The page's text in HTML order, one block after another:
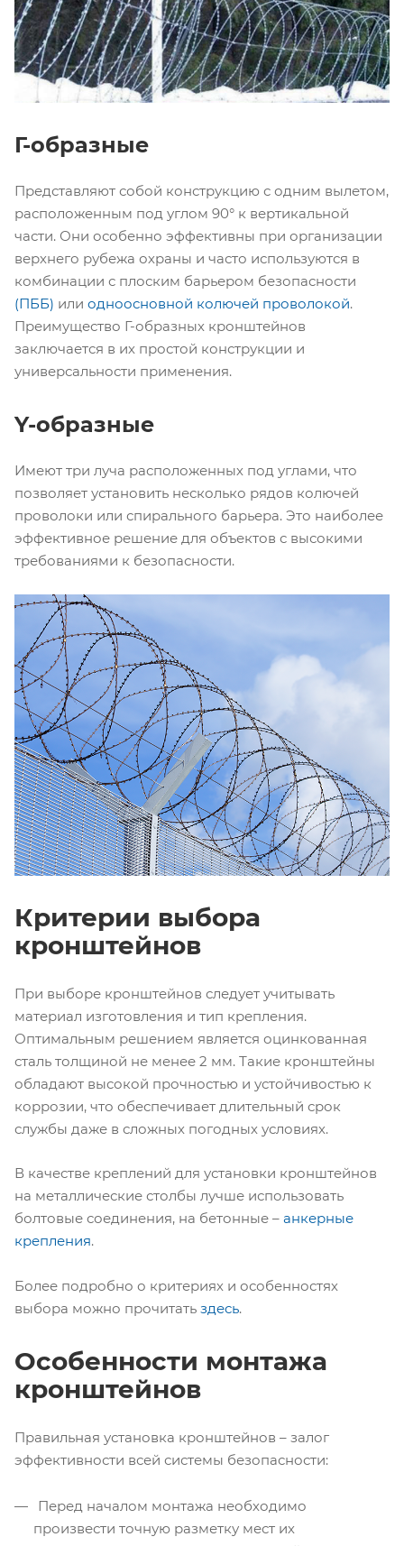
Г-образные
Представляют собой конструкцию с одним вылетом,
расположенным под углом 90° к вертикальной
части. Они особенно эффективны при организации
верхнего рубежа охраны и часто используются в
комбинации с плоским барьером безопасности
(ПББ) или одноосновной колючей проволокой.
Преимущество Г-образных кронштейнов
заключается в их простой конструкции и
универсальности применения.
Y-образные
Имеют три луча расположенных под углами, что
позволяет установить несколько рядов колючей
проволоки или спирального барьера. Это наиболее
эффективное решение для объектов с высокими
требованиями к безопасности.
Критерии выбора
кронштейнов
При выборе кронштейнов следует учитывать
материал изготовления и тип крепления.
Оптимальным решением является оцинкованная
сталь толщиной не менее 2 мм. Такие кронштейны
обладают высокой прочностью и устойчивостью к
коррозии, что обеспечивает длительный срок
службы даже в сложных погодных условиях.
В качестве креплений для установки кронштейнов
на металлические столбы лучше использовать
болтовые соединения, на бетонные – анкерные
крепления.
Более подробно о критериях и особенностях
выбора можно прочитать здесь.
Особенности монтажа
кронштейнов
Правильная установка кронштейнов – залог
эффективности всей системы безопасности:
Перед началом монтажа необходимо
произвести точную разметку мест их